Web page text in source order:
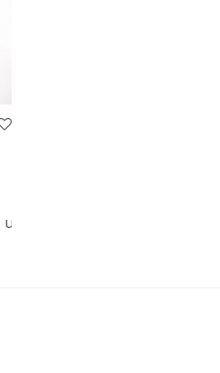
Details zu sehen